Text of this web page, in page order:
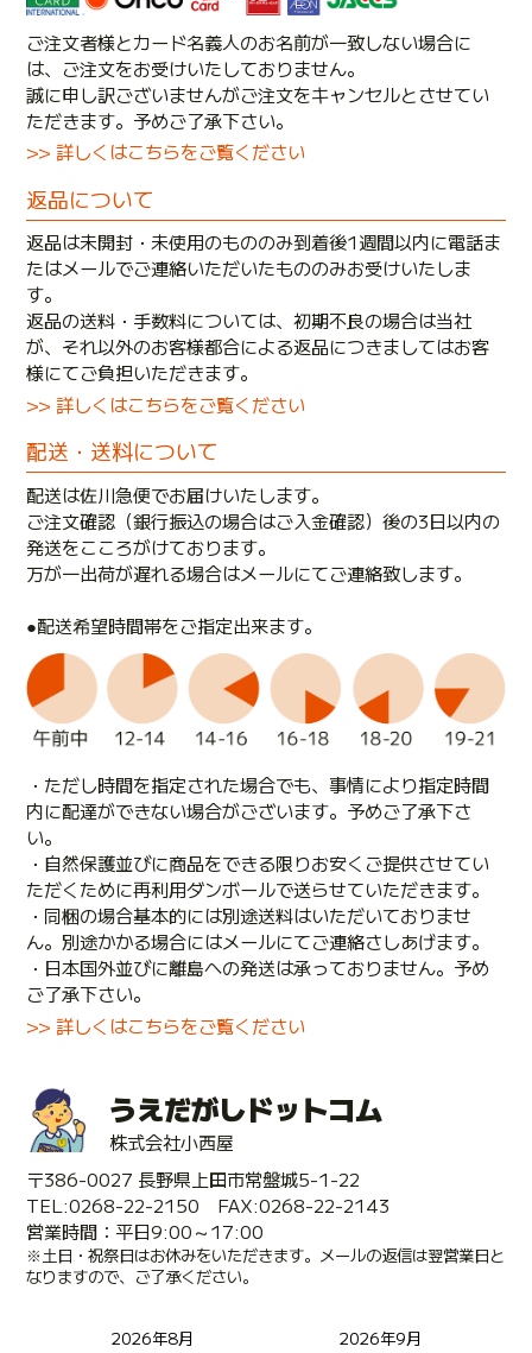
ご注文者様とカード名義人のお名前が一致しない場合に
は、ご注文をお受けいたしておりません。
誠に申し訳ございませんがご注文をキャンセルとさせてい
ただきます。予めご了承下さい。
>> 詳しくはこちらをご覧ください
返品について
返品は未開封・未使用のもののみ到着後1週間以内に電話ま
たはメールでご連絡いただいたもののみお受けいたしま
す。
返品の送料・手数料については、初期不良の場合は当社
が、それ以外のお客様都合による返品につきましてはお客
様にてご負担いただきます。
>> 詳しくはこちらをご覧ください
配送・送料について
配送は佐川急便でお届けいたします。
ご注文確認（銀行振込の場合はご入金確認）後の3日以内の
発送をこころがけております。
万が一出荷が遅れる場合はメールにてご連絡致します。
●配送希望時間帯をご指定出来ます。
・ただし時間を指定された場合でも、事情により指定時間
内に配達ができない場合がございます。予めご了承下さ
い。
・自然保護並びに商品をできる限りお安くご提供させてい
ただくために再利用ダンボールで送らせていただきます。
・同梱の場合基本的には別途送料はいただいておりませ
ん。別途かかる場合にはメールにてご連絡さしあげます。
・日本国外並びに離島への発送は承っておりません。予め
ご了承下さい。
>> 詳しくはこちらをご覧ください
うえだがしドットコム
株式会社小西屋
〒386-0027 長野県上田市常盤城5-1-22
TEL:0268-22-2150 FAX:0268-22-2143
営業時間：平日9:00～17:00
※土日・祝祭日はお休みをいただきます。メールの返信は翌営業日と
なりますので、ご了承ください。
2026年8月 2026年9月